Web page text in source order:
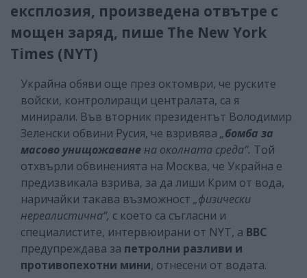
експлозия, произведена отвътре с
мощен заряд, пише The New York
Times (NYT)
Украйна обяви още през октомври, че руските
войски, контролиращи централата, са я
минирали. Във вторник президентът Володимир
Зеленски обвини Русия, че взривява „бомба за
масово унищожаванена околната среда“. Той
отхвърли обвиненията на Москва, че Украйна е
предизвикала взрива, за да лиши Крим от вода,
наричайки такава възможност „физически
нереалистична“, с което са съгласни и
специалистите, интервюирани от NYT, а ВВС
предупреждава за петролни разливи и
противопехотни мини, отнесени от водата.